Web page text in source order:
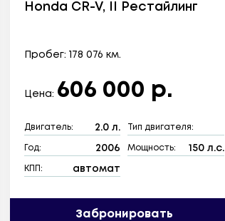
Honda CR-V, II Рестайлинг
Пробег: 178 076 км.
Цена: 606 000 р.
Двигатель: 2.0 л. Тип двигателя:
Год: 2006 Мощность: 150 л.с.
КПП: автомат
Забронировать